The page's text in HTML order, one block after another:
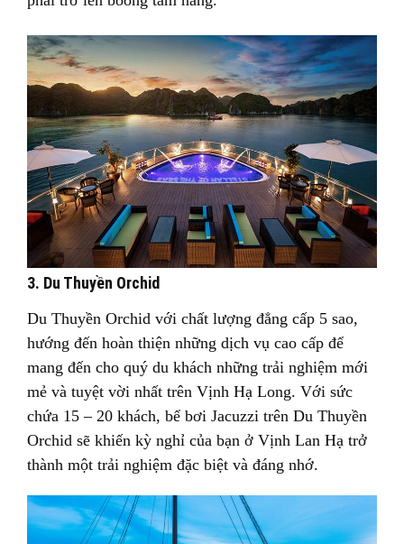
3. Du Thuyền Orchid
Du Thuyền Orchid với chất lượng đẳng cấp 5 sao,
hướng đến hoàn thiện những dịch vụ cao cấp để
mang đến cho quý du khách những trải nghiệm mới
mẻ và tuyệt vời nhất trên Vịnh Hạ Long. Với sức
chứa 15 – 20 khách, bể bơi Jacuzzi trên Du Thuyền
Orchid sẽ khiến kỳ nghỉ của bạn ở Vịnh Lan Hạ trở
thành một trải nghiệm đặc biệt và đáng nhớ.